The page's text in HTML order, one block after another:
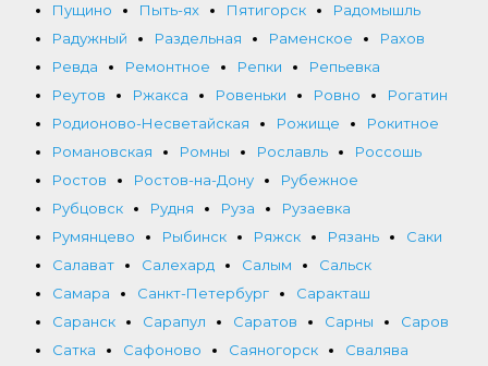
Пущино
Пыть-ях Пятигорск
Радомышль
Радужный
Раздельная Раменское
Рахов
Ревда
Ремонтное Репки
Репьевка
Реутов
Ржакса Ровеньки Ровно
Рогатин
Родионово-Несветайская
Рожище
Рокитное
Романовская
Ромны Рославль
Россошь
Ростов
Ростов-на-Дону
Рубежное
Рубцовск
Рудня Руза
Рузаевка
Румянцево
Рыбинск Ряжск Рязань
Саки
Салават
Салехард Салым
Сальск
Самара
Санкт-Петербург
Саракташ
Саранск
Сарапул Саратов Сарны
Саров
Сатка
Сафоново Саяногорск
Свалява